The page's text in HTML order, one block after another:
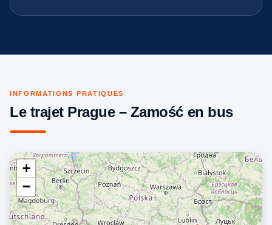
INFORMATIONS PRATIQUES
Le trajet Prague – Zamość en bus
+
−